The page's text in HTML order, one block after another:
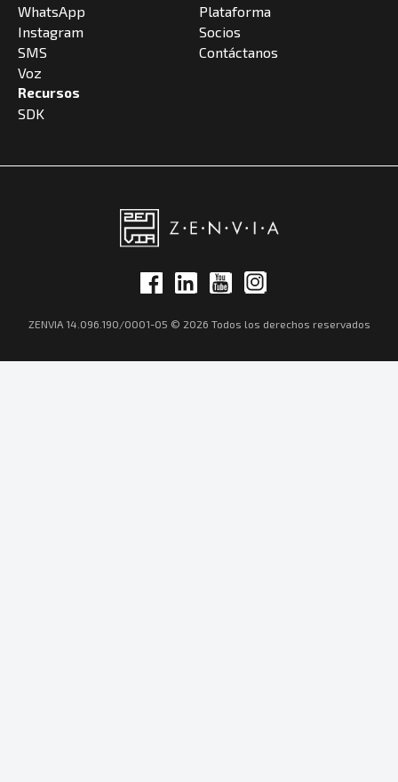
WhatsApp
Instagram
SMS
Voz
Recursos
SDK
Plataforma
Socios
Contáctanos
ZENVIA 14.096.190/0001-05 © 2026 Todos los derechos reservados